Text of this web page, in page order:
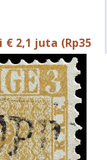
2,1 juta (Rp35